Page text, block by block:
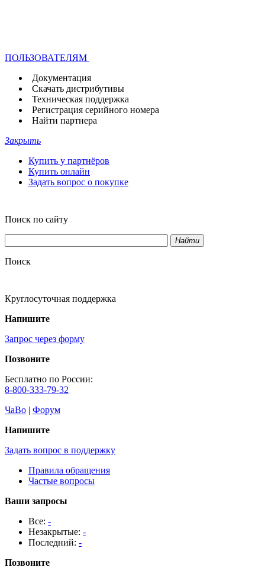
ПОЛЬЗОВАТЕЛЯМ
Документация
Скачать дистрибутивы
Техническая поддержка
Регистрация серийного номера
Найти партнера
Закрыть
Купить у партнёров
Купить онлайн
Задать вопрос о покупке
Поиск по сайту
Найти
Поиск
Круглосуточная поддержка
Напишите
Запрос через форму
Позвоните
Бесплатно по России:
8-800-333-79-32
ЧаВо | Форум
Напишите
Задать вопрос в поддержку
Правила обращения
Частые вопросы
Ваши запросы
Все: -
Незакрытые: -
Последний: -
Позвоните